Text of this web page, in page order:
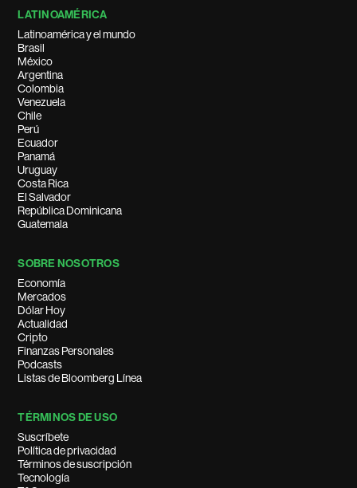
LATINOAMÉRICA
Latinoamérica y el mundo
Brasil
México
Argentina
Colombia
Venezuela
Chile
Perú
Ecuador
Panamá
Uruguay
Costa Rica
El Salvador
República Dominicana
Guatemala
SOBRE NOSOTROS
Economía
Mercados
Dólar Hoy
Actualidad
Cripto
Finanzas Personales
Podcasts
Listas de Bloomberg Línea
TÉRMINOS DE USO
Suscríbete
Política de privacidad
Términos de suscripción
Tecnología